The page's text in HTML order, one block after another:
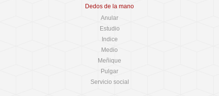
Dedos de la mano
Anular
Estudio
Indice
Medio
Meñique
Pulgar
Servicio social